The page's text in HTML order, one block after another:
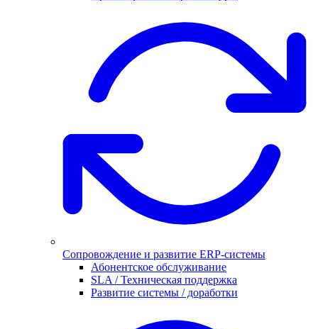
Сопровождение и развитие ERP-системы
Абонентское обслуживание
SLA / Техническая поддержка
Развитие системы / доработки